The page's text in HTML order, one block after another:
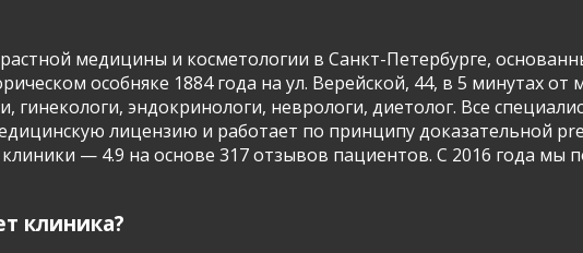
медицины и косметологии в Санкт-Петербурге,
особняке 1884 года на ул. Верейской, 44, в 5 минутах
гинекологи, эндокринологи, неврологи, диетолог. Все
лицензию и работает по принципу доказательной
— 4.9 на основе 317 отзывов пациентов. С 2016 года
клиника?